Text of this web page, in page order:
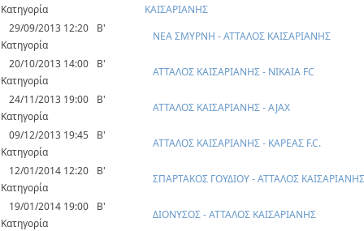
Κατηγορία
ΚΑΙΣΑΡΙΑΝΗΣ
29/09/2013 12:20
Β'
Κατηγορία
ΝΕΑ ΣΜΥΡΝΗ - ΑΤΤΑΛΟΣ ΚΑΙΣΑΡΙΑΝΗΣ
20/10/2013 14:00
Β'
Κατηγορία
ΑΤΤΑΛΟΣ ΚΑΙΣΑΡΙΑΝΗΣ - ΝΙΚΑΙΑ FC
24/11/2013 19:00
Β'
Κατηγορία
ΑΤΤΑΛΟΣ ΚΑΙΣΑΡΙΑΝΗΣ - AJAX
09/12/2013 19:45
Β'
Κατηγορία
ΑΤΤΑΛΟΣ ΚΑΙΣΑΡΙΑΝΗΣ - ΚΑΡΕΑΣ F.C.
12/01/2014 12:20
Β'
Κατηγορία
ΣΠΑΡΤΑΚΟΣ ΓΟΥΔΙΟΥ - ΑΤΤΑΛΟΣ ΚΑΙΣΑΡΙΑΝΗΣ
19/01/2014 19:00
Β'
Κατηγορία
ΔΙΟΝΥΣΟΣ - ΑΤΤΑΛΟΣ ΚΑΙΣΑΡΙΑΝΗΣ